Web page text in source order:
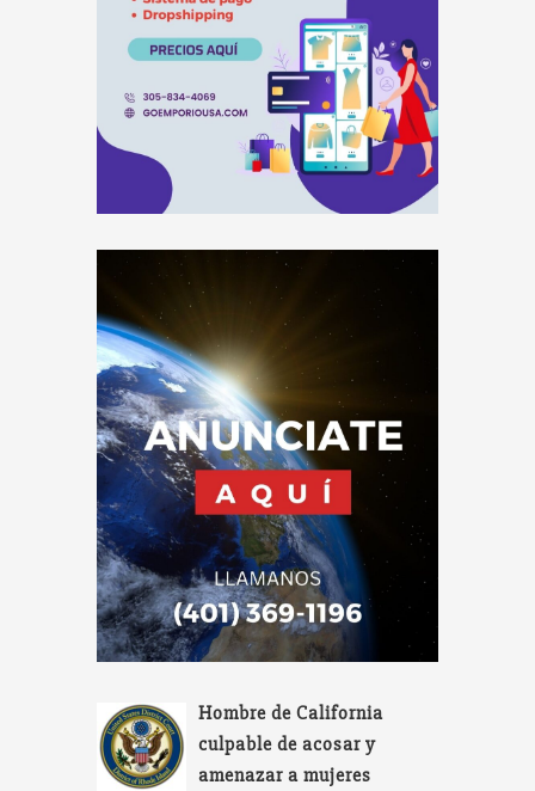
Hombre de California
culpable de acosar y
amenazar a mujeres